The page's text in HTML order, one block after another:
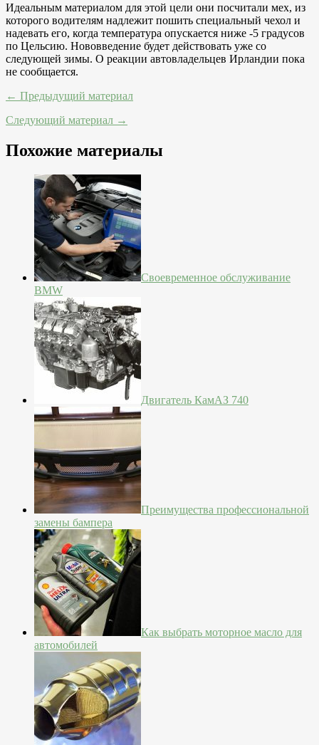
Идеальным материалом для этой цели они посчитали мех, из
которого водителям надлежит пошить специальный чехол и
надевать его, когда температура опускается ниже -5 градусов
по Цельсию. Нововведение будет действовать уже со
следующей зимы. О реакции автовладельцев Ирландии пока
не сообщается.
← Предыдущий материал
Следующий материал →
Похожие материалы
Своевременное обслуживание
BMW
Двигатель КамАЗ 740
Преимущества профессиональной
замены бампера
Как выбрать моторное масло для
автомобилей